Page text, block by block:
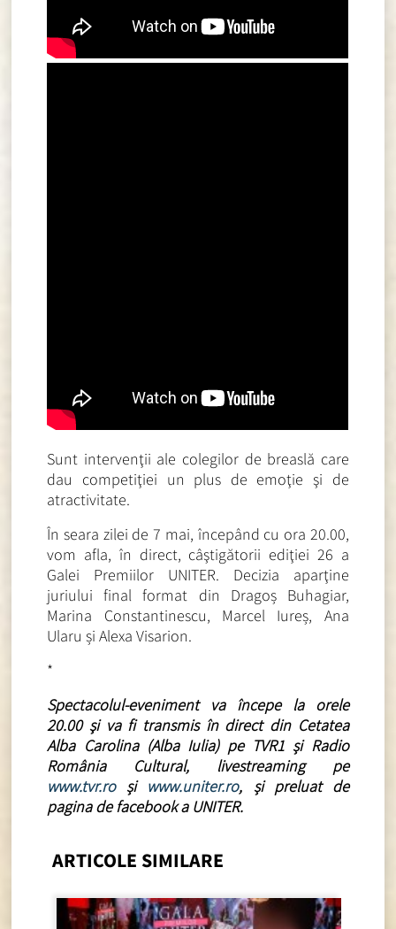
Sunt intervenţii ale colegilor de breaslă care
dau competiţiei un plus de emoţie şi de
atractivitate.
În seara zilei de 7 mai, începând cu ora 20.00,
vom afla, în direct, câştigătorii ediţiei 26 a
Galei Premiilor UNITER. Decizia aparţine
juriului final format din Dragoș Buhagiar,
Marina Constantinescu, Marcel Iureș, Ana
Ularu și Alexa Visarion.
*
Spectacolul-eveniment va începe la orele
20.00 şi va fi transmis în direct din Cetatea
Alba Carolina (Alba Iulia) pe TVR1 și Radio
România Cultural, livestreaming pe
www.tvr.roși www.uniter.ro, și preluat de
pagina de facebook a UNITER.
ARTICOLE SIMILARE